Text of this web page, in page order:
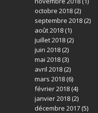
octobre 2018(2)
septembre 2018(2)
août 2018(1)
juillet 2018(2)
juin 2018(2)
mai 2018(3)
avril 2018(2)
mars 2018(6)
février 2018(4)
janvier 2018(2)
décembre 2017(5)